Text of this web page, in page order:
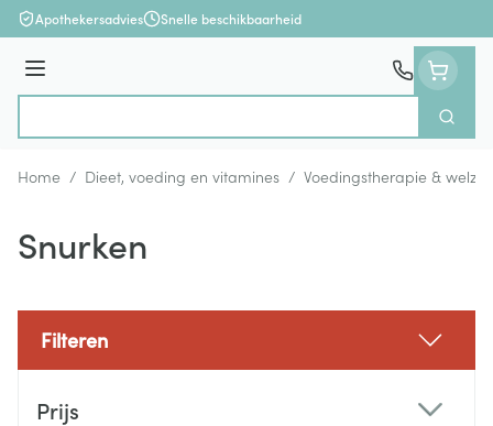
Ga naar de inhoud
Apothekersadvies Snelle beschikbaarheid
Menu
Zoek
Home / Dieet, voeding en vitamines / Voedingstherapie & welzijn
Snurken
Filteren
Prijs